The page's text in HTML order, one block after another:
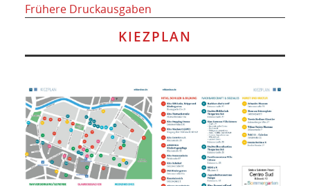
Frühere Druckausgaben
KIEZPLAN